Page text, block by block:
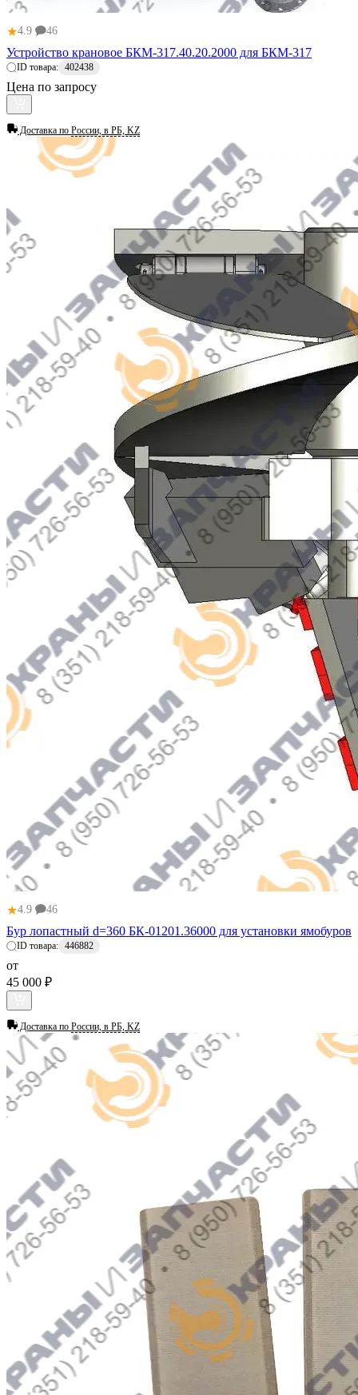
★4.9 46
Устройство крановое БКМ-317.40.20.2000 для БКМ-317
ID товара: 402438
Цена по запросу
Доставка по России, в РБ, KZ
★4.9 46
Бур лопастный d=360 БК-01201.36000 для установки ямобуров
ID товара: 446882
от
45 000 ₽
Доставка по России, в РБ, KZ